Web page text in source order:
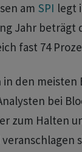
am SPI legt
Jahr beträgt
fast 74
in den
bei
zum Halten